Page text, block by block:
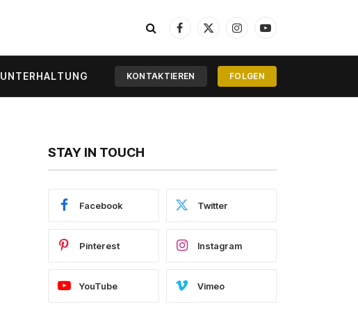
Facebook
X
InstagramYouTube
UNTERHALTUNG KONTAKTIEREN FOLGEN
STAY IN TOUCH
Facebook Twitter
Pinterest Instagram
YouTube Vimeo